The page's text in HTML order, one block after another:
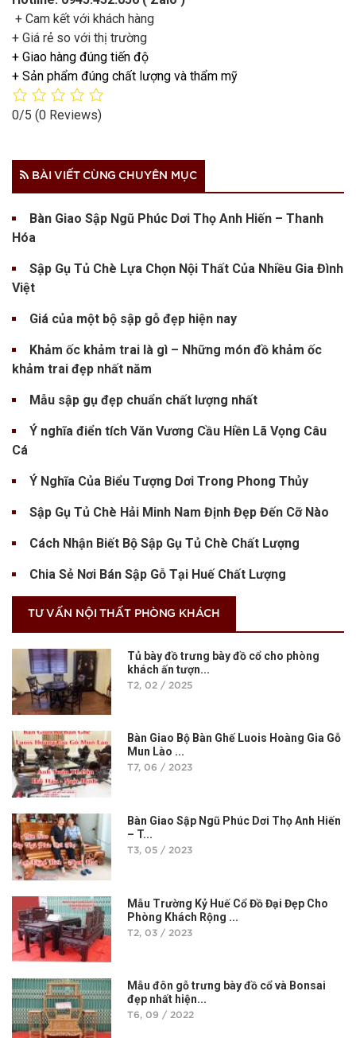
+ Cam kết với khách hàng
+ Giá rẻ so với thị trường
+ Giao hàng đúng tiến độ
+ Sản phẩm đúng chất lượng và thẩm mỹ
0/5 (0 Reviews)
BÀI VIẾT CÙNG CHUYÊN MỤC
Bàn Giao Sập Ngũ Phúc Dơi Thọ Anh Hiến – Thanh
Hóa
Sập Gụ Tủ Chè Lựa Chọn Nội Thất Của Nhiều Gia Đình
Việt
Giá của một bộ sập gỗ đẹp hiện nay
Khảm ốc khảm trai là gì – Những món đồ khảm ốc
khảm trai đẹp nhất năm
Mẫu sập gụ đẹp chuẩn chất lượng nhất
Ý nghĩa điển tích Văn Vương Cầu Hiền Lã Vọng Câu
Cá
Ý Nghĩa Của Biểu Tượng Dơi Trong Phong Thủy
Sập Gụ Tủ Chè Hải Minh Nam Định Đẹp Đến Cỡ Nào
Cách Nhận Biết Bộ Sập Gụ Tủ Chè Chất Lượng
Chia Sẻ Nơi Bán Sập Gỗ Tại Huế Chất Lượng
TƯ VẤN NỘI THẤT PHÒNG KHÁCH
Tủ bày đồ trưng bày đồ cổ cho phòng
khách ấn tượn...
T2, 02 / 2025
Bàn Giao Bộ Bàn Ghế Luois Hoàng Gia Gỗ
Mun Lào ...
T7, 06 / 2023
Bàn Giao Sập Ngũ Phúc Dơi Thọ Anh Hiến
– T...
T3, 05 / 2023
Mẫu Trường Kỷ Huế Cổ Đồ Đại Đẹp Cho
Phòng Khách Rộng ...
T2, 03 / 2023
Mẫu đôn gỗ trưng bày đồ cổ và Bonsai
đẹp nhất hiện...
T6, 09 / 2022